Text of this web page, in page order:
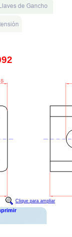
Clique para ampliar